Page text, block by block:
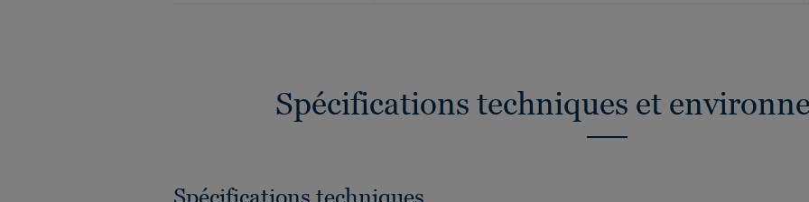
Spécifications techniques et
Spécifications techniques